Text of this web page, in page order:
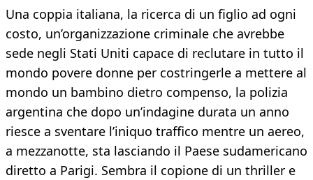
Una coppia italiana, la ricerca di un figlio ad ogni
costo, un’organizzazione criminale che avrebbe
sede negli Stati Uniti capace di reclutare in tutto il
mondo povere donne per costringerle a mettere al
mondo un bambino dietro compenso, la polizia
argentina che dopo un’indagine durata un anno
riesce a sventare l’iniquo traffico mentre un aereo,
a mezzanotte, sta lasciando il Paese sudamericano
diretto a Parigi. Sembra il copione di un thriller e